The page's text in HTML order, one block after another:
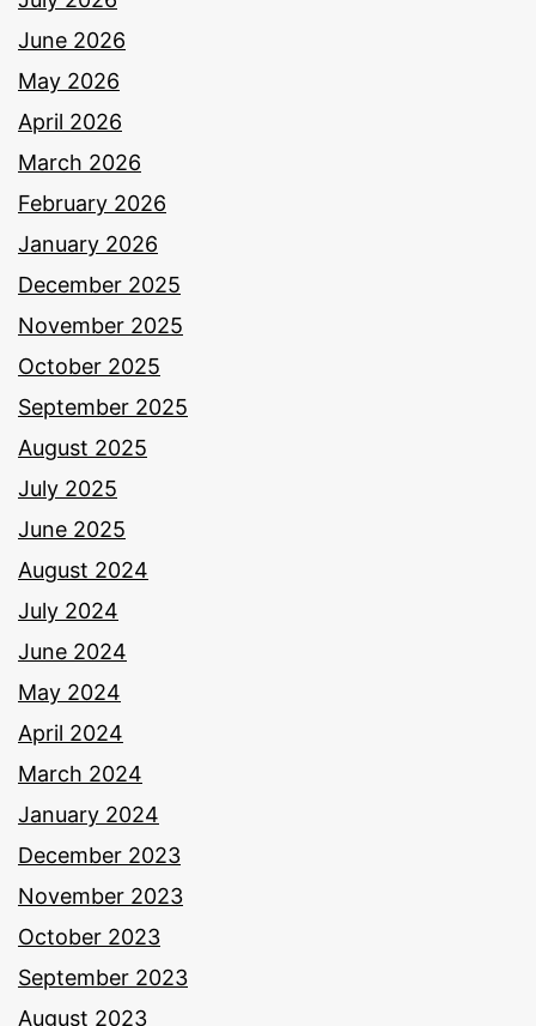
June 2026
May 2026
April 2026
March 2026
February 2026
January 2026
December 2025
November 2025
October 2025
September 2025
August 2025
July 2025
June 2025
August 2024
July 2024
June 2024
May 2024
April 2024
March 2024
January 2024
December 2023
November 2023
October 2023
September 2023
August 2023